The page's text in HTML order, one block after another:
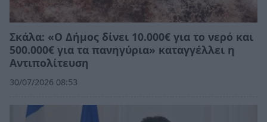
Σκάλα: «Ο Δήμος δίνει 10.000€ για το νερό και
500.000€ για τα πανηγύρια» καταγγέλλει η
Αντιπολίτευση
30/07/2026 08:53